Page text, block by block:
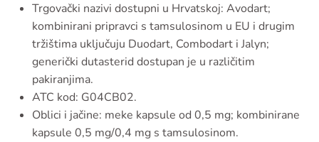
Trgovački nazivi dostupni u Hrvatskoj: Avodart;
kombinirani pripravci s tamsulosinom u EU i drugim
tržištima uključuju Duodart, Combodart i Jalyn;
generički dutasterid dostupan je u različitim
pakiranjima.
ATC kod: G04CB02.
Oblici i jačine: meke kapsule od 0,5 mg; kombinirane
kapsule 0,5 mg/0,4 mg s tamsulosinom.